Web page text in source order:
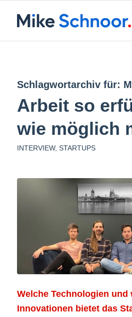
Schlagwortarchiv für:
Arbeit so
wie möglich
INTERVIEW, STARTUPS
Welche Technologien und
Innovationen bietet das